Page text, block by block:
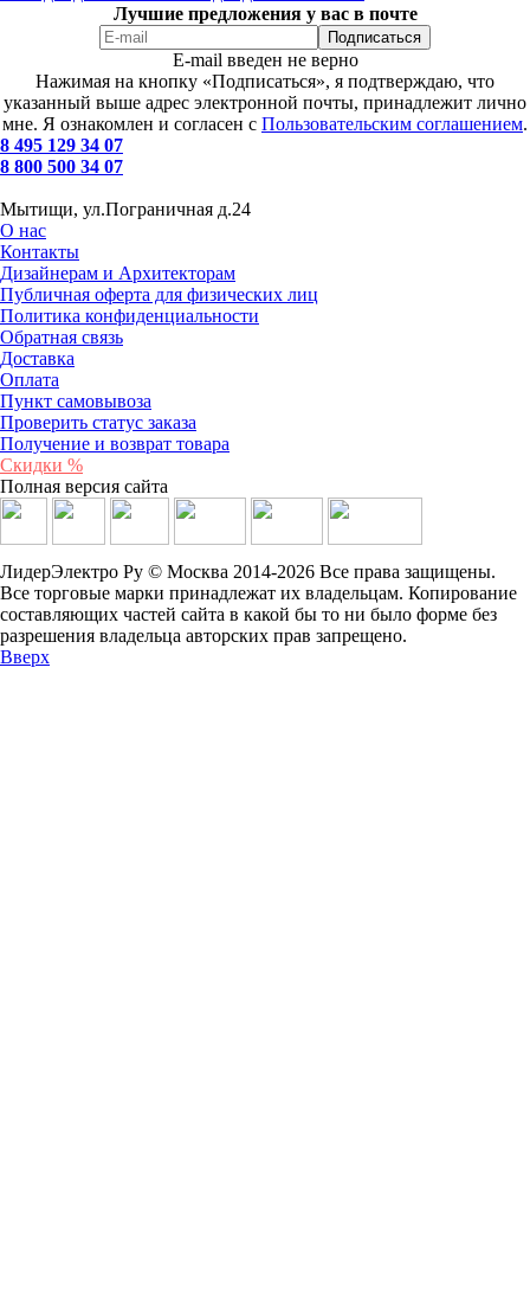
Лучшие предложения у вас в почте
E-mail введен не верно
Нажимая на кнопку «Подписаться», я подтверждаю, что
указанный выше адрес электронной почты, принадлежит лично
мне. Я ознакомлен и согласен с Пользовательским соглашением.
8 495 129 34 07
8 800 500 34 07
Мытищи, ул.Пограничная д.24
О нас
Контакты
Дизайнерам и Архитекторам
Публичная оферта для физических лиц
Политика конфиденциальности
Обратная связь
Доставка
Оплата
Пункт самовывоза
Проверить статус заказа
Получение и возврат товара
Скидки %
Полная версия сайта
ЛидерЭлектро Ру © Москва 2014-2026 Все права защищены.
Все торговые марки принадлежат их владельцам. Копирование
составляющих частей сайта в какой бы то ни было форме без
разрешения владельца авторских прав запрещено.
Вверх